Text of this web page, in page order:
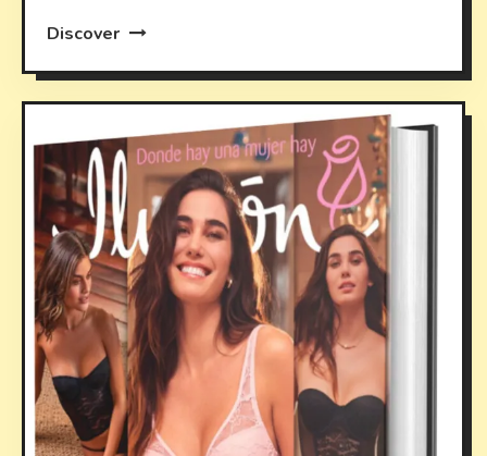
Discover